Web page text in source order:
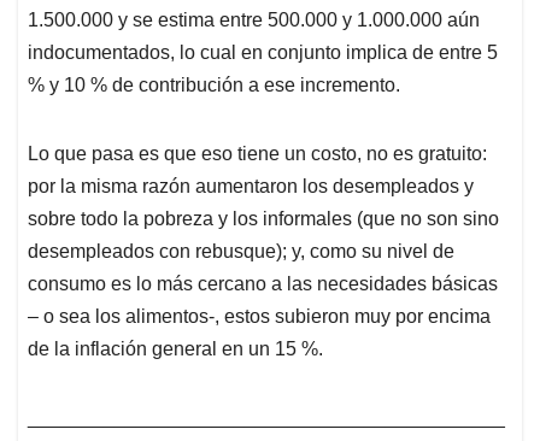
1.500.000 y se estima entre 500.000 y 1.000.000 aún
indocumentados, lo cual en conjunto implica de entre 5
% y 10 % de contribución a ese incremento.
Lo que pasa es que eso tiene un costo, no es gratuito:
por la misma razón aumentaron los desempleados y
sobre todo la pobreza y los informales (que no son sino
desempleados con rebusque); y, como su nivel de
consumo es lo más cercano a las necesidades básicas
– o sea los alimentos-, estos subieron muy por encima
de la inflación general en un 15 %.